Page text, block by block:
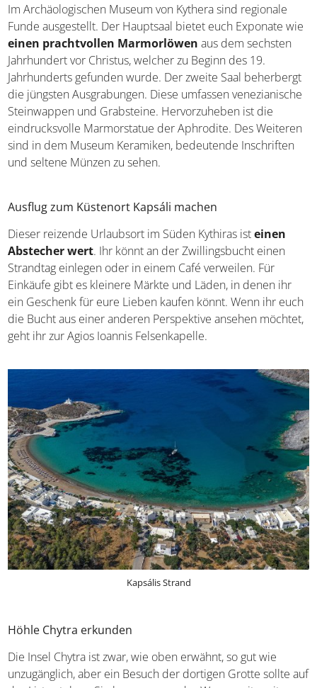
Im Archäologischen Museum von Kythera sind regionale
Funde ausgestellt. Der Hauptsaal bietet euch Exponate wie
einen prachtvollen Marmorlöwen aus dem sechsten
Jahrhundert vor Christus, welcher zu Beginn des 19.
Jahrhunderts gefunden wurde. Der zweite Saal beherbergt
die jüngsten Ausgrabungen. Diese umfassen venezianische
Steinwappen und Grabsteine. Hervorzuheben ist die
eindrucksvolle Marmorstatue der Aphrodite. Des Weiteren
sind in dem Museum Keramiken, bedeutende Inschriften
und seltene Münzen zu sehen.
Ausflug zum Küstenort Kapsáli machen
Dieser reizende Urlaubsort im Süden Kythiras isteinen
Abstecher wert. Ihr könnt an der Zwillingsbucht einen
Strandtag einlegen oder in einem Café verweilen. Für
Einkäufe gibt es kleinere Märkte und Läden, in denen ihr
ein Geschenk für eure Lieben kaufen könnt. Wenn ihr euch
die Bucht aus einer anderen Perspektive ansehen möchtet,
geht ihr zur Agios Ioannis Felsenkapelle.
Kapsális Strand
Höhle Chytra erkunden
Die Insel Chytra ist zwar, wie oben erwähnt, so gut wie
unzugänglich, aber ein Besuch der dortigen Grotte sollte auf